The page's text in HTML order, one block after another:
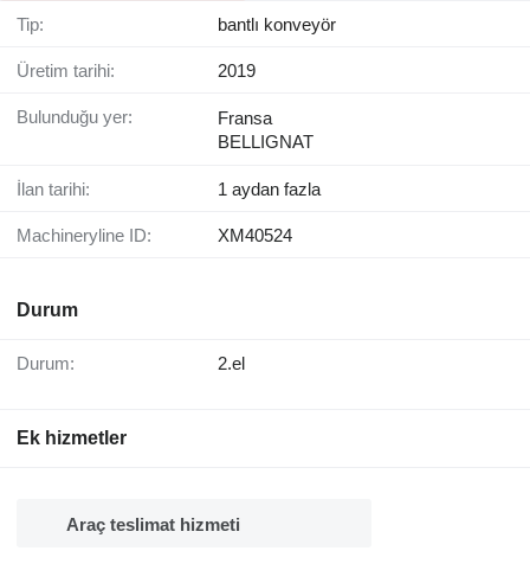
Tip: bantlı konveyör
Üretim tarihi: 2019
Bulunduğu yer:
Fransa
BELLIGNAT
İlan tarihi: 1 aydan fazla
Machineryline ID: XM40524
Durum
Durum: 2.el
Ek hizmetler
Araç teslimat hizmeti